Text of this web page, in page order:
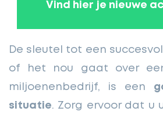
Vind hier je nieuwe
De sleutel tot een
of het nou gaat over een
miljoenenbedrijf, is een
situatie. Zorg ervoor dat u